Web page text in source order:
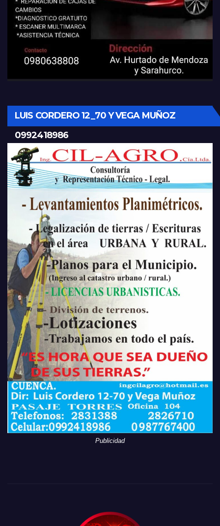
LUIS CORDERO 12_70 Y VEGA MUÑOZ
0992418986
Publicidad